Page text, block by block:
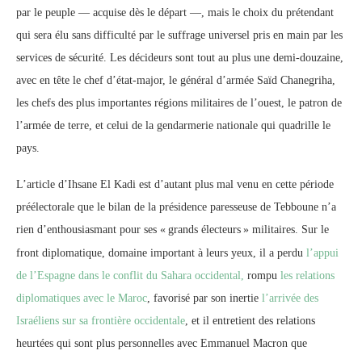
par le peuple — acquise dès le départ —, mais le choix du prétendant
qui sera élu sans difficulté par le suffrage universel pris en main par les
services de sécurité. Les décideurs sont tout au plus une demi-douzaine,
avec en tête le chef d’état-major, le général d’armée Saïd Chanegriha,
les chefs des plus importantes régions militaires de l’ouest, le patron de
l’armée de terre, et celui de la gendarmerie nationale qui quadrille le
pays.
L’article d’Ihsane El Kadi est d’autant plus mal venu en cette période
préélectorale que le bilan de la présidence paresseuse de Tebboune n’a
rien d’enthousiasmant pour ses « grands électeurs » militaires. Sur le
front diplomatique, domaine important à leurs yeux, il a perdu l’appui
de l’Espagne dans le conflit du Sahara occidental, rompu les relations
diplomatiques avec le Maroc, favorisé par son inertie l’arrivée des
Israéliens sur sa frontière occidentale, et il entretient des relations
heurtées qui sont plus personnelles avec Emmanuel Macron que